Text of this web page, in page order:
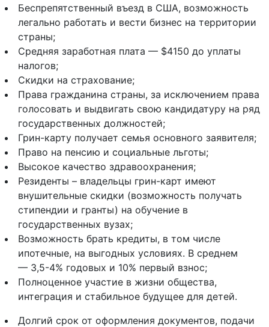
Беспрепятственный въезд в США, возможность
легально работать и вести бизнес на территории
страны;
Средняя заработная плата — $4150 до уплаты
налогов;
Скидки на страхование;
Права гражданина страны, за исключением права
голосовать и выдвигать свою кандидатуру на ряд
государственных должностей;
Грин-карту получает семья основного заявителя;
Право на пенсию и социальные льготы;
Высокое качество здравоохранения;
Резиденты – владельцы грин-карт имеют
внушительные скидки (возможность получать
стипендии и гранты) на обучение в
государственных вузах;
Возможность брать кредиты, в том числе
ипотечные, на выгодных условиях. В среднем
— 3,5-4% годовых и 10% первый взнос;
Полноценное участие в жизни общества,
интеграция и стабильное будущее для детей.
Долгий срок от оформления документов, подачи